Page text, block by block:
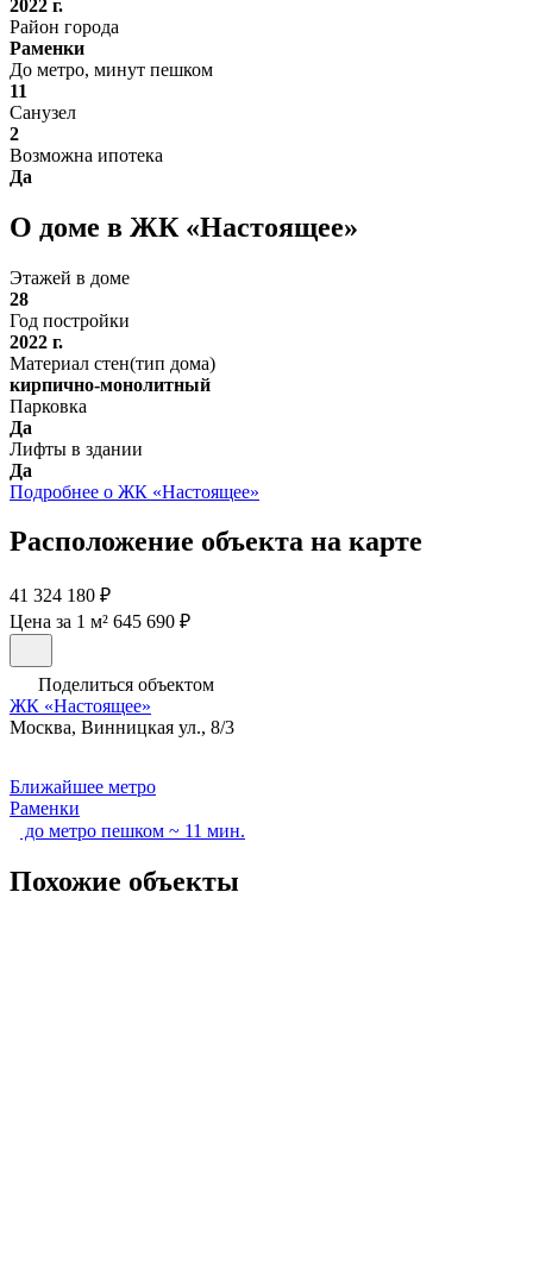
2022 г.
Район города
Раменки
До метро, минут пешком
11
Санузел
2
Возможна ипотека
Да
О доме в ЖК «Настоящее»
Этажей в доме
28
Год постройки
2022 г.
Материал стен(тип дома)
кирпично-монолитный
Парковка
Да
Лифты в здании
Да
Подробнее о ЖК «Настоящее»
Расположение объекта на карте
41 324 180 ₽
Цена за 1 м² 645 690 ₽
Поделиться объектом
ЖК «Настоящее»
Москва, Винницкая ул., 8/3
Ближайшее метро
Раменки
до метро пешком ~ 11 мин.
Похожие объекты